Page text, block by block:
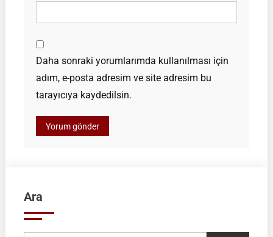
Daha sonraki yorumlarımda kullanılması için
adım, e-posta adresim ve site adresim bu
tarayıcıya kaydedilsin.
Ara